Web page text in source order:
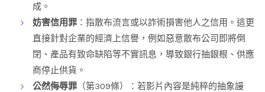
成。
妨害信用罪 ：指散布流言或以詐術損害他人之信用。這更
直接針對企業的經濟上信譽，例如惡意散布公司即將倒
閉、產品有致命缺陷等不實訊息，導致銀行抽銀根、供應
商停止供貨。
公然侮辱罪 （第309條）：若影片內容是純粹的抽象謾